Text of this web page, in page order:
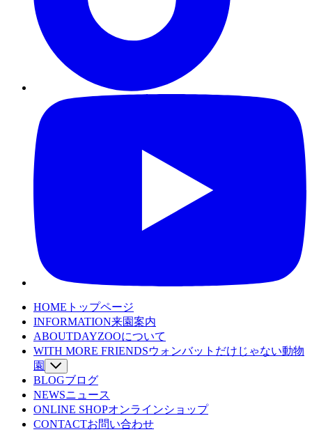
HOME トップページ
INFORMATION来園案内
ABOUTDAYZOOについて
WITH MORE FRIENDSウォンバットだけじゃない動物
園
SPECIES
WOMBAT TV
LEARNING魅力発見コンテンツ
EVENTイベント
BLOGブログ
NEWSニュース
ONLINE SHOPオンラインショップ
CONTACTお問い合わせ